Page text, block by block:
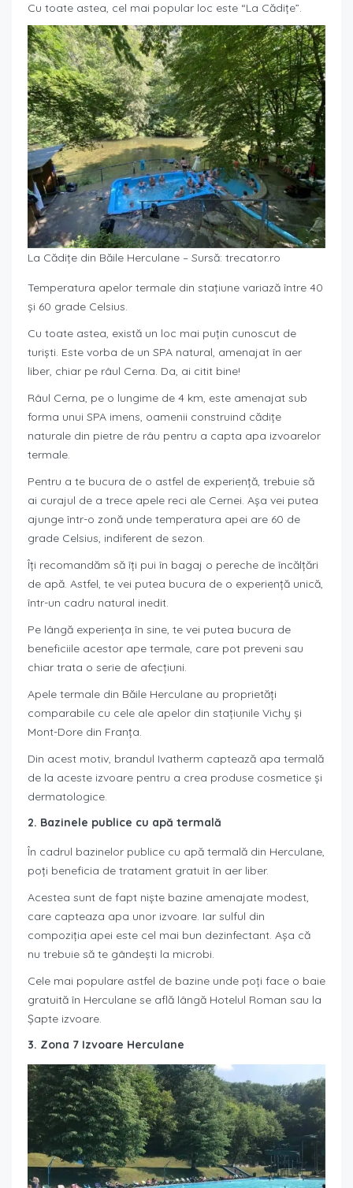
Cu toate astea, cel mai popular loc este “La Cădițe”.
La Cădițe din Băile Herculane – Sursă: trecator.ro
Temperatura apelor termale din stațiune variază între 40
și 60 grade Celsius.
Cu toate astea, există un loc mai puțin cunoscut de
turiști. Este vorba de un SPA natural, amenajat în aer
liber, chiar pe râul Cerna. Da, ai citit bine!
Râul Cerna, pe o lungime de 4 km, este amenajat sub
forma unui SPA imens, oamenii construind cădițe
naturale din pietre de râu pentru a capta apa izvoarelor
termale.
Pentru a te bucura de o astfel de experiență, trebuie să
ai curajul de a trece apele reci ale Cernei. Așa vei putea
ajunge într-o zonă unde temperatura apei are 60 de
grade Celsius, indiferent de sezon.
Îți recomandăm să îți pui în bagaj o pereche de încălțări
de apă. Astfel, te vei putea bucura de o experiență unică,
într-un cadru natural inedit.
Pe lângă experiența în sine, te vei putea bucura de
beneficiile acestor ape termale, care pot preveni sau
chiar trata o serie de afecțiuni.
Apele termale din Băile Herculane au proprietăți
comparabile cu cele ale apelor din stațiunile Vichy și
Mont-Dore din Franța.
Din acest motiv, brandul Ivatherm captează apa termală
de la aceste izvoare pentru a crea produse cosmetice și
dermatologice.
2. Bazinele publice cu apă termală
În cadrul bazinelor publice cu apă termală din Herculane,
poți beneficia de tratament gratuit în aer liber.
Acestea sunt de fapt niște bazine amenajate modest,
care capteaza apa unor izvoare. Iar sulful din
compoziția apei este cel mai bun dezinfectant. Așa că
nu trebuie să te gândești la microbi.
Cele mai populare astfel de bazine unde poți face o baie
gratuită în Herculane se află lângă Hotelul Roman sau la
Șapte izvoare.
3. Zona 7 Izvoare Herculane